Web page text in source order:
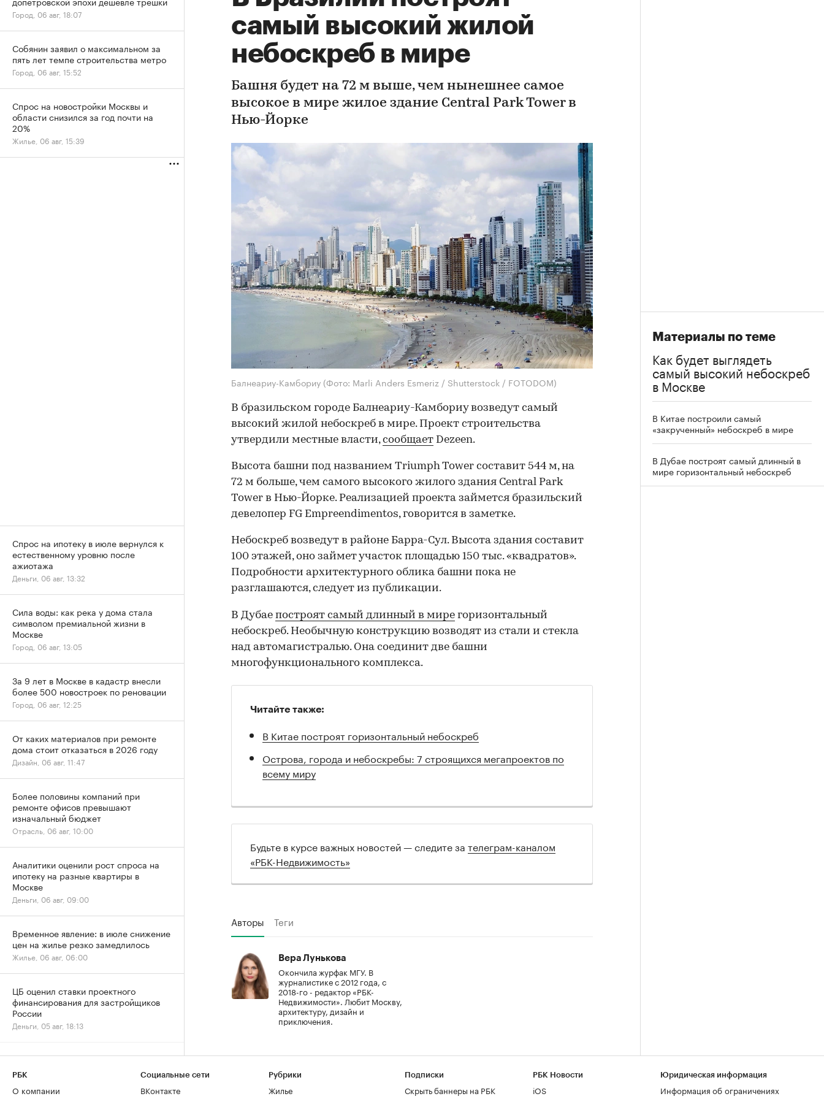
самый высокий жилой
небоскреб в мире
Башня будет на 72 м выше, чем нынешнее самое
высокое в мире жилое здание Central Park Tower в
Нью-Йорке
Балнеариу-Камбориу (Фото: Marli Anders Esmeriz / Shutterstock / FOTODOM)
В бразильском городе Балнеариу-Камбориу возведут самый
высокий жилой небоскреб в мире. Проект строительства
утвердили местные власти,сообщает Dezeen.
Высота башни под названием Triumph Tower составит 544 м, на
72 м больше, чем самого высокого жилого здания Central Park
Tower в Нью-Йорке. Реализацией проекта займется бразильский
девелопер FG Empreendimentos, говорится в заметке.
Небоскреб возведут в районе Барра-Сул. Высота здания составит
100 этажей, оно займет участок площадью 150 тыс. «квадратов».
Подробности архитектурного облика башни пока не
разглашаются, следует из публикации.
В Дубае построят самый длинный в мире горизонтальный
небоскреб. Необычную конструкцию возводят из стали и стекла
над автомагистралью. Она соединит две башни
многофункционального комплекса.
Читайте также:
В Китае построят горизонтальный небоскреб
Острова, города и небоскребы: 7 строящихся мегапроектов по
всему миру
Будьте в курсе важных новостей — следите за телеграм-каналом
«РБК-Недвижимость»
Авторы Теги
Вера Лунькова
Окончила журфак МГУ. В
журналистике с 2012 года, с
2018-го - редактор «РБК-
Недвижимости». Любит Москву,
архитектуру, дизайн и
приключения.
Материалы по теме
Как будет выглядеть
самый высокий небоскреб
в Москве
В Китае построили самый
«закрученный» небоскреб в мире
В Дубае построят самый длинный в
мире горизонтальный небоскреб
Город, 06 авг, 18:07
Собянин заявил о максимальном за
пять лет темпе строительства метро
Город, 06 авг, 15:52
Спрос на новостройки Москвы и
области снизился за год почти на
20%
Жилье, 06 авг, 15:39
Спрос на ипотеку в июле вернулся к
естественному уровню после
ажиотажа
Деньги, 06 авг, 13:32
Сила воды: как река у дома стала
символом премиальной жизни в
Москве
Город, 06 авг, 13:05
За 9 лет в Москве в кадастр внесли
более 500 новостроек по реновации
Город, 06 авг, 12:25
От каких материалов при ремонте
дома стоит отказаться в 2026 году
Дизайн, 06 авг, 11:47
Более половины компаний при
ремонте офисов превышают
изначальный бюджет
Отрасль, 06 авг, 10:00
Аналитики оценили рост спроса на
ипотеку на разные квартиры в
Москве
Деньги, 06 авг, 09:00
Временное явление: в июле снижение
цен на жилье резко замедлилось
Жилье, 06 авг, 06:00
ЦБ оценил ставки проектного
финансирования для застройщиков
России
Деньги, 05 авг, 18:13
«Домклик» отметил
перераспределение ипотечного
спроса в сторону вторички
Деньги, 05 авг, 15:13
РБК
О компании
Социальные сети
ВКонтакте
Рубрики
Жилье
Подписки
Скрыть баннеры на РБК
РБК Новости
iOS
Юридическая информация
Информация об ограничениях